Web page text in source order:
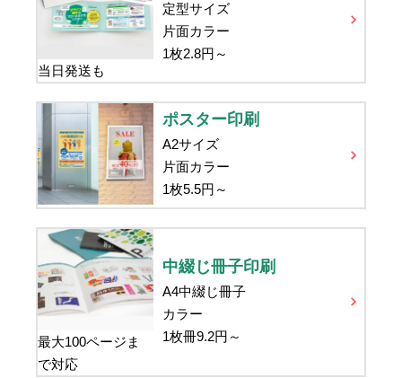
当日発送も
定型サイズ
片面カラー
1枚2.8円～
ポスター印刷
A2サイズ
片面カラー
1枚5.5円～
最大100ページま
で対応
中綴じ冊子印刷
A4中綴じ冊子
カラー
1枚冊9.2円～